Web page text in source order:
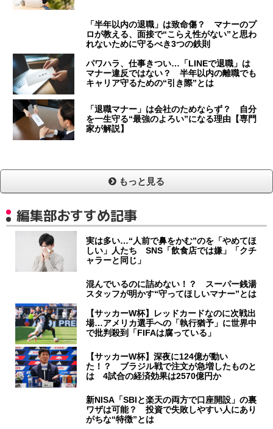
「半年以内の退職」は致命傷？ マナーのプ
ロが教える、面接で“こらえ性がない”と思わ
れないために守るべき3つの鉄則
パワハラ、仕事きつい…「LINEで退職」は
マナー違反ではない？ 半年以内の離職でも
キャリア守るための“引き際”とは
「退職マナー」は会社のためならず？ 自分
を一生守る“最強のよろい”になる理由【専門
家が解説】
もっと見る
編集部おすすめ記事
実は多い…“人前で鼻をかむ”のを「やめてほ
しい」人たち SNS「飲食店では嫌」「クチ
ャラーと同じ」
混んでいるのに詰めない！？ スーパー銭湯
スタッフが明かす“守ってほしいマナー”とは
【サッカーW杯】レッドカードなのに次戦出
場…アメリカ選手への「執行猶予」に世界中
で批判殺到「FIFAは腐っている」
【サッカーW杯】深夜に124億が動い
た！？ ブラジル戦で注文が急増したものと
は 4試合の経済効果は2570億円か
新NISA「SBIと楽天の両方で口座開設」の裏
ワザは可能？ 投資で失敗しやすい人にあり
がちな“特徴”とは